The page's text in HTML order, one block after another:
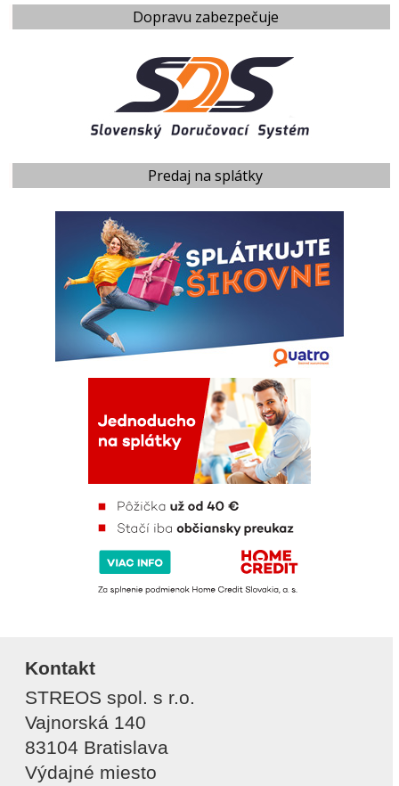
Dopravu zabezpečuje
Predaj na splátky
Kontakt
STREOS spol. s r.o.
Vajnorská 140
83104 Bratislava
Výdajné miesto